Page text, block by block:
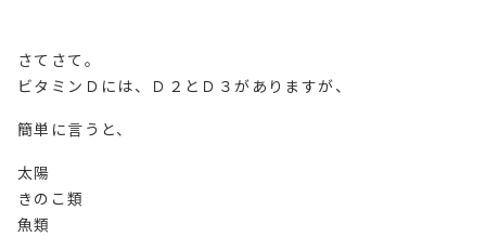
さてさて。
ビタミンＤには、Ｄ２とＤ３がありますが、
簡単に言うと、
太陽
きのこ類
魚類